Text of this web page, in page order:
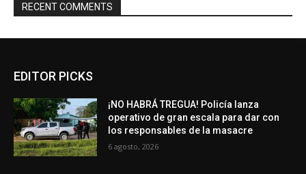
RECENT COMMENTS
EDITOR PICKS
¡NO HABRÁ TREGUA! Policía lanza
operativo de gran escala para dar con
los responsables de la masacre
6 agosto, 2026